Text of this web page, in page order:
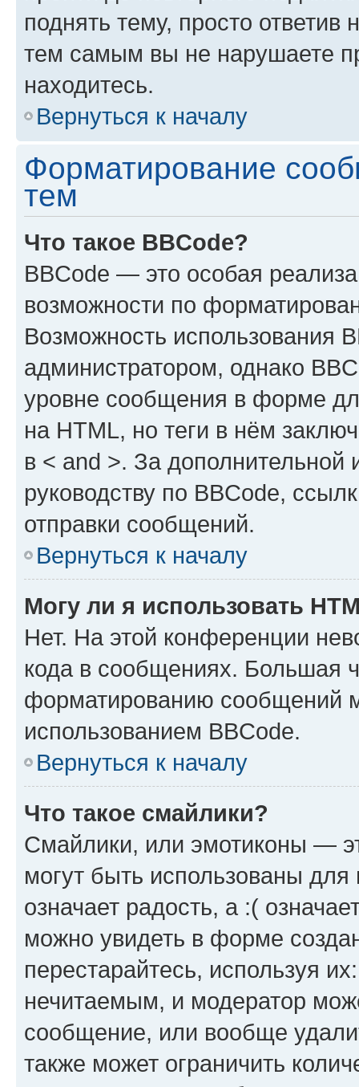
поднять тему, просто ответив
тем самым вы не нарушаете
находитесь.
Вернуться к началу
Форматирование
тем
Что такое BBCode?
BBCode — это особая
возможности по
Возможность использования
администратором, однако
уровне сообщения в форме
на HTML, но теги в нём
в < and >. За
руководству по BBCode,
отправки сообщений.
Вернуться к началу
Могу ли я использовать
Нет. На этой конференции
кода в сообщениях. Большая
форматированию сообщений
использованием BBCode.
Вернуться к началу
Что такое смайлики?
Смайлики, или эмотиконы —
могут быть использованы
означает радость, а :(
можно увидеть в форме
перестарайтесь, используя
нечитаемым, и модератор
сообщение, или вообще
также может ограничить